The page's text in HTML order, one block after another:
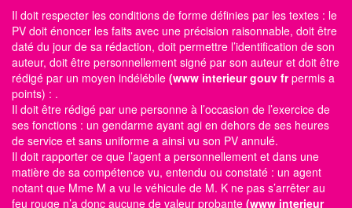
Il doit respecter les conditions de forme définies par les textes : le
PV doit énoncer les faits avec une précision raisonnable, doit être
daté du jour de sa rédaction, doit permettre l’identification de son
auteur, doit être personnellement signé par son auteur et doit être
rédigé par un moyen indélébile (www interieur gouv frpermis a
points) : .
Il doit être rédigé par une personne à l’occasion de l’exercice de
ses fonctions : un gendarme ayant agi en dehors de ses heures
de service et sans uniforme a ainsi vu son PV annulé.
Il doit rapporter ce que l’agent a personnellement et dans une
matière de sa compétence vu, entendu ou constaté : un agent
notant que Mme M a vu le véhicule de M. K ne pas s’arrêter au
feu rouge n’a donc aucune de valeur probante (www interieur